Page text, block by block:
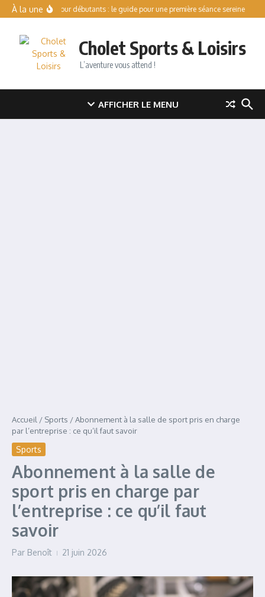
Aller au contenu
À la une
Patinoire pour débutants : le guide pour une première séance sereine
Cholet Sports & Loisirs
L’aventure vous attend !
AFFICHER LE MENU
Accueil / Sports /Abonnement à la salle de sport pris en charge
par l’entreprise : ce qu’il faut savoir
Sports
Abonnement à la salle de
sport pris en charge par
l’entreprise : ce qu’il faut
savoir
Par Benoît 21 juin 2026